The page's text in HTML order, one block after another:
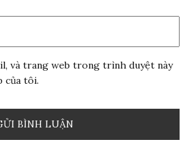
và trang web trong trình duyệt này
của tôi.